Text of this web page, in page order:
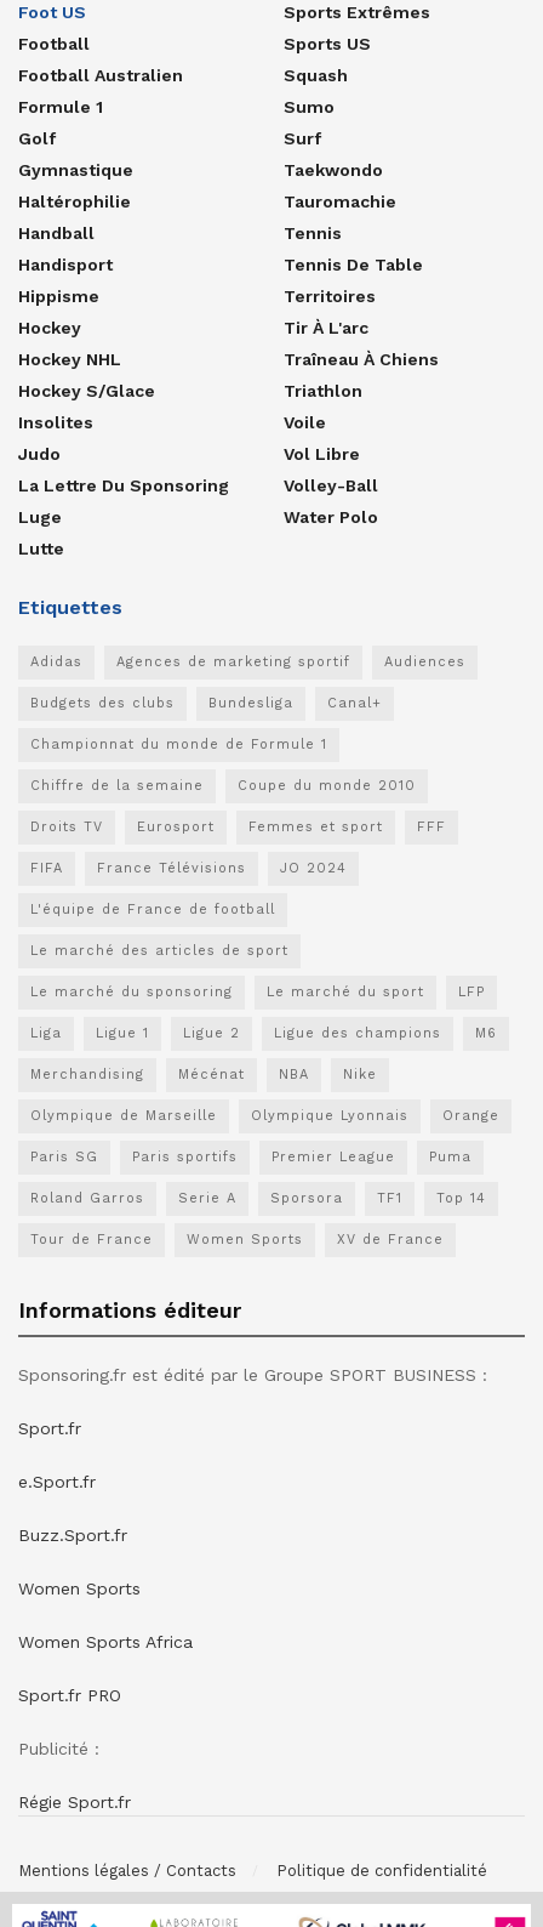
Foot US
Football
Football Australien
Formule 1
Golf
Gymnastique
Haltérophilie
Handball
Handisport
Hippisme
Hockey
Hockey NHL
Hockey S/glace
Insolites
Judo
La Lettre Du Sponsoring
Luge
Lutte
Sports Extrêmes
Sports US
Squash
Sumo
Surf
Taekwondo
Tauromachie
Tennis
Tennis De Table
Territoires
Tir À L'arc
Traîneau À Chiens
Triathlon
Voile
Vol Libre
Volley-Ball
Water Polo
Etiquettes
Adidas Agences de marketing sportif Audiences
Budgets des clubs Bundesliga Canal+
Championnat du monde de Formule 1
Chiffre de la semaine Coupe du monde 2010
Droits TV Eurosport Femmes et sport FFF
FIFA France Télévisions JO 2024
L'équipe de France de football
Le marché des articles de sport
Le marché du sponsoring Le marché du sport LFP
Liga Ligue 1 Ligue 2 Ligue des champions M6
Merchandising Mécénat NBA Nike
Olympique de Marseille Olympique Lyonnais Orange
Paris SG Paris sportifs Premier League Puma
Roland Garros Serie A Sporsora TF1 Top 14
Tour de France Women Sports XV de France
Informations éditeur
Sponsoring.fr est édité par le Groupe SPORT BUSINESS :
Sport.fr
e.Sport.fr
Buzz.Sport.fr
Women Sports
Women Sports Africa
Sport.fr PRO
Publicité :
Régie Sport.fr
Mentions légales / Contacts Politique de confidentialité
© SPONSORING.FR